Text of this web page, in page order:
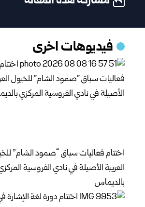
فيديوهات اخرى
اختتام فعاليات سباق “صمود الشام”
العربية الأصيلة في نادي الفروسية
بالديماس